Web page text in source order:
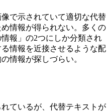
で示されていて適切な代替
情報が得られない。多くの
報」の2つにしか分類され
情報を近接させるような配
情報が探しづらい。
ているが、代替テキストが